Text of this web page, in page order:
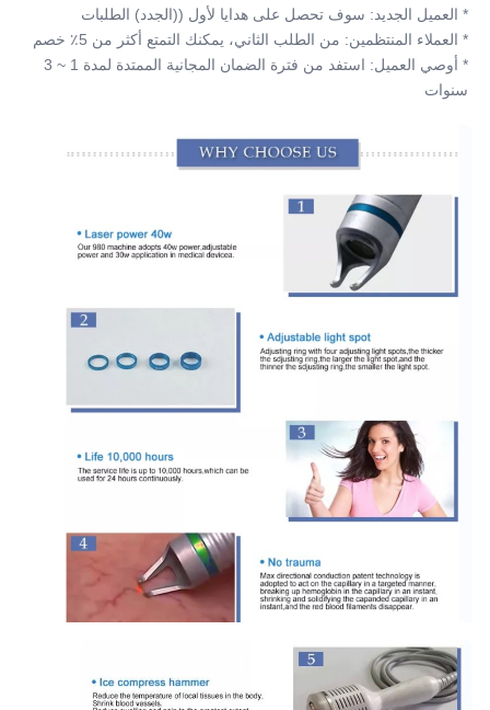
* العميل الجديد: سوف تحصل على هدايا لأول ((الجدد) الطلبات
* العملاء المنتظمين: من الطلب الثاني، يمكنك التمتع أكثر من 5٪ خصم
سنوات